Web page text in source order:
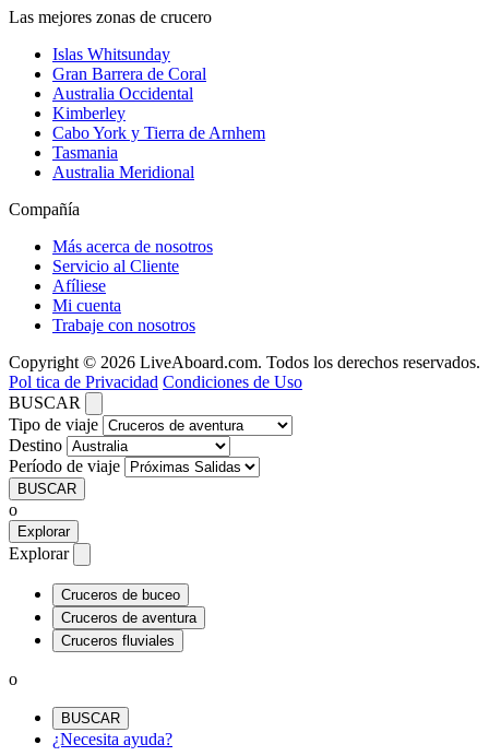
Las mejores zonas de crucero
Islas Whitsunday
Gran Barrera de Coral
Australia Occidental
Kimberley
Cabo York y Tierra de Arnhem
Tasmania
Australia Meridional
Compañía
Más acerca de nosotros
Servicio al Cliente
Afíliese
Mi cuenta
Trabaje con nosotros
Copyright © 2026 LiveAboard.com. Todos los derechos reservados.
Pol tica de Privacidad Condiciones de Uso
BUSCAR
Tipo de viaje
Destino
Período de viaje
BUSCAR
o
Explorar
Explorar
Cruceros de buceo
Cruceros de aventura
Cruceros fluviales
o
BUSCAR
¿Necesita ayuda?